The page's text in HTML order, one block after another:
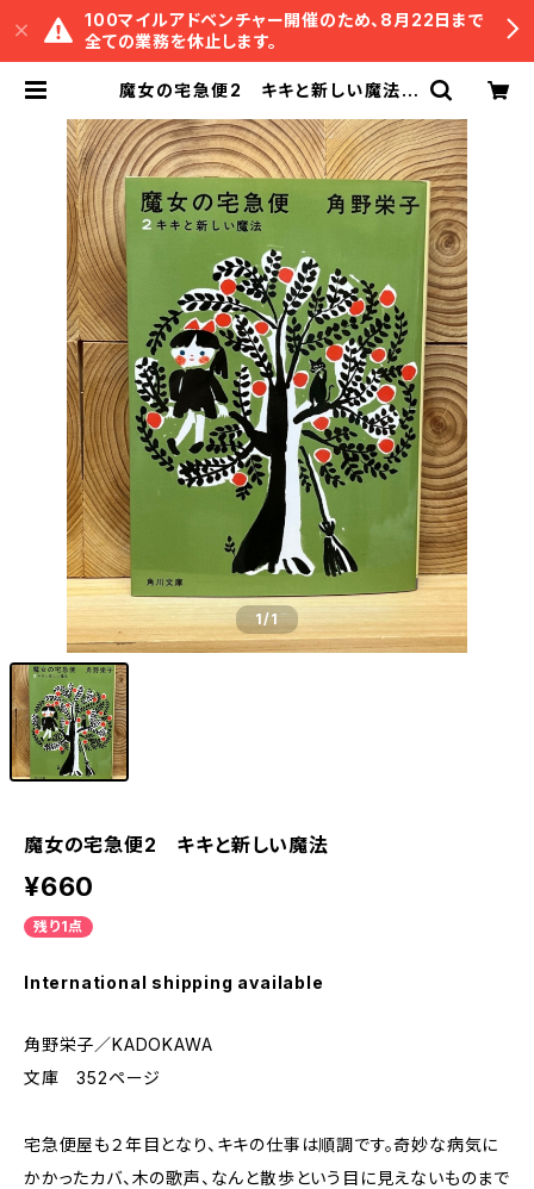
100マイルアドベンチャー開催のため、8月22日まで
全ての業務を休止します。
魔女の宅急便2 キキと新しい魔法 |
1/1
魔女の宅急便2 キキと新しい魔法
¥660
残り1点
International shipping available
角野栄子／KADOKAWA
文庫 352ページ
宅急便屋も２年目となり、キキの仕事は順調です。奇妙な病気に
かかったカバ、木の歌声、なんと散歩という目に見えないものまで